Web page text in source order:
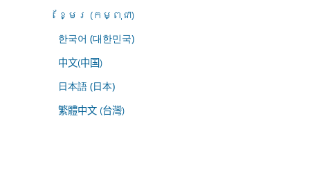
ខ្មែរ (កម្ពុជា)
한국어 (대한민국)
中文(中国)
日本語 (日本)
繁體中文 (台灣)